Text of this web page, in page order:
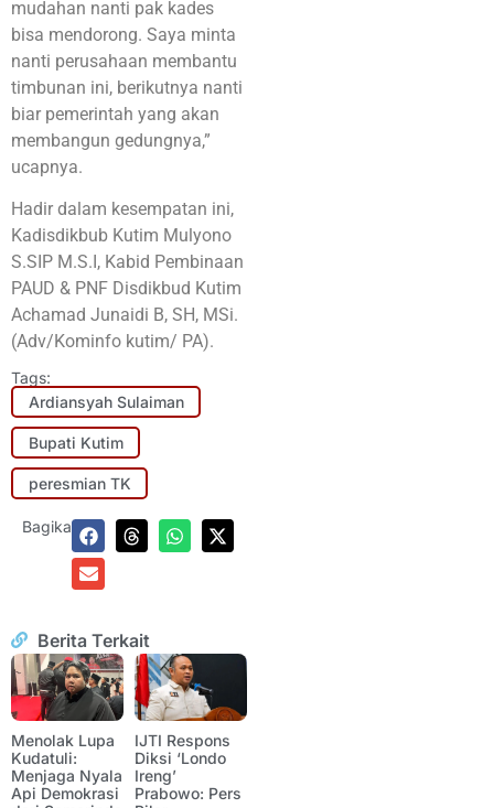
mudahan nanti pak kades
bisa mendorong. Saya minta
nanti perusahaan membantu
timbunan ini, berikutnya nanti
biar pemerintah yang akan
membangun gedungnya,”
ucapnya.
Hadir dalam kesempatan ini,
Kadisdikbub Kutim Mulyono
S.SIP M.S.I, Kabid Pembinaan
PAUD & PNF Disdikbud Kutim
Achamad Junaidi B, SH, MSi.
(Adv/Kominfo kutim/ PA).
Tags:
Ardiansyah Sulaiman
Bupati Kutim
peresmian TK
Bagikan:
Berita Terkait
Menolak Lupa
Kudatuli:
Menjaga Nyala
Api Demokrasi
IJTI Respons
Diksi ‘Londo
Ireng’
Prabowo: Pers